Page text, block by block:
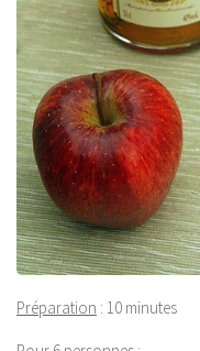
Préparation : 10 minutes